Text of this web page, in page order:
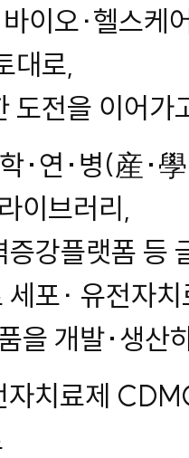
이오∙헬스케
대로,
도전을 이어가
·연·병(産·
이브러리,
증강플랫폼 등
포∙ 유전자
을 개발·생산
자치료제